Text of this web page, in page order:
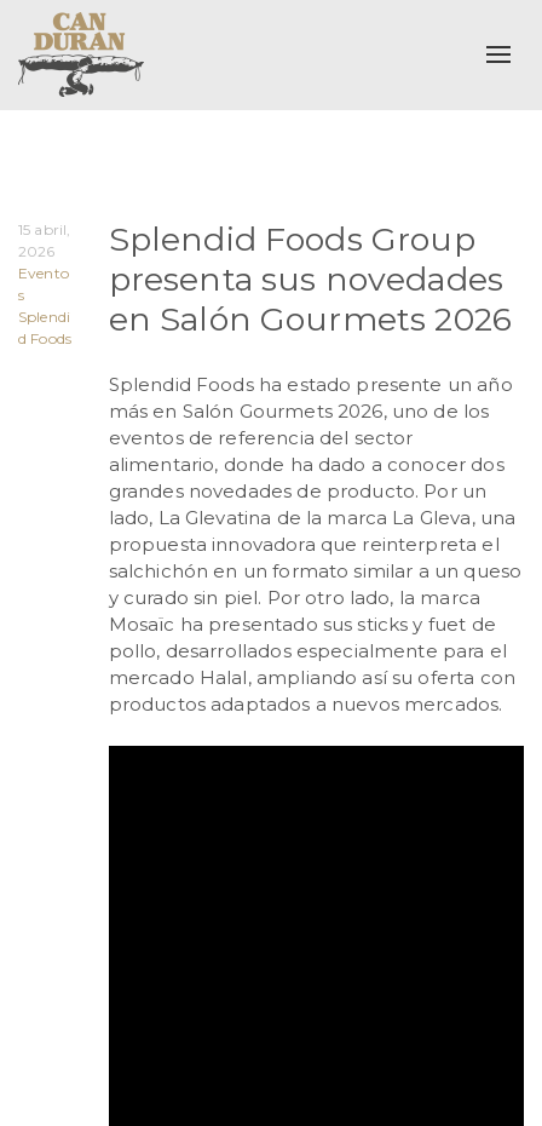
15 abril,
2026
Evento
s
Splendi
d Foods
Splendid Foods Group
presenta sus novedades
en Salón Gourmets 2026
Splendid Foods ha estado presente un año
más en Salón Gourmets 2026, uno de los
eventos de referencia del sector
alimentario, donde ha dado a conocer dos
grandes novedades de producto. Por un
lado, La Glevatina de la marca La Gleva, una
propuesta innovadora que reinterpreta el
salchichón en un formato similar a un queso
y curado sin piel. Por otro lado, la marca
Mosaïc ha presentado sus sticks y fuet de
pollo, desarrollados especialmente para el
mercado Halal, ampliando así su oferta con
productos adaptados a nuevos mercados.